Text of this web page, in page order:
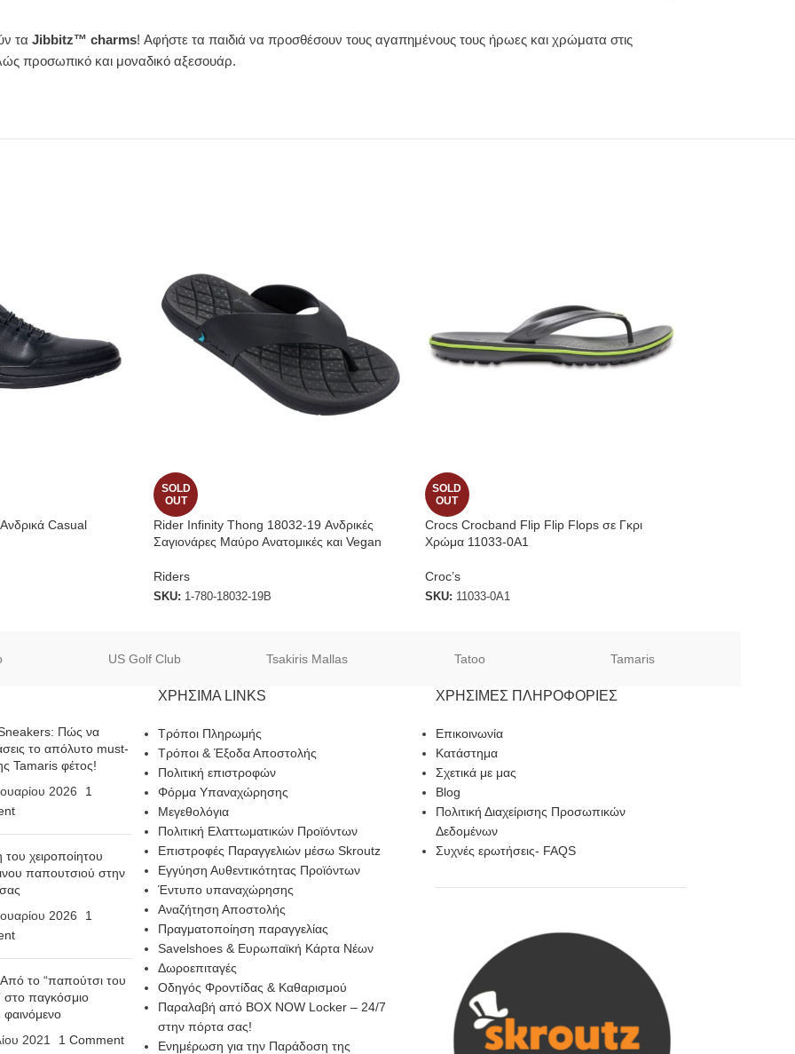
τα Jibbitz™ charms! Αφήστε τα παιδιά να προσθέσουν τους αγαπημένους τους ήρωες και χρώματα στις
προσωπικό και μοναδικό αξεσουάρ.
Casual
SOLD
OUT
Rider Infinity Thong 18032-19 Ανδρικές
Σαγιονάρες Μαύρο Ανατομικές και Vegan
Riders
SKU: 1-780-18032-19B
SOLD
OUT
Crocs Crocband Flip Flip Flops σε Γκρι
Χρώμα 11033-0A1
Croc’s
SKU: 11033-0A1
US Golf Club Tsakiris Mallas Tatoo Tamaris
Πώς να
το απόλυτο must-
Tamaris φέτος!
2026
1
του χειροποίητου
παπουτσιού στην
2026
1
το “παπούτσι του
στο παγκόσμιο
2021
1 Comment
ΧΡΗΣΙΜΑ LINKS
Τρόποι Πληρωμής
Τρόποι & Έξοδα Αποστολής
Πολιτική επιστροφών
Φόρμα Υπαναχώρησης
Μεγεθολόγια
Πολιτική Ελαττωματικών Προϊόντων
Επιστροφές Παραγγελιών μέσω Skroutz
Εγγύηση Αυθεντικότητας Προϊόντων
Έντυπο υπαναχώρησης
Αναζήτηση Αποστολής
Πραγματοποίηση παραγγελίας
Savelshoes & Ευρωπαϊκή Κάρτα Νέων
Δωροεπιταγές
Οδηγός Φροντίδας & Καθαρισμού
Παραλαβή από BOX NOW Locker – 24/7
στην πόρτα σας!
Ενημέρωση για την Παράδοση της
ΧΡΉΣΙΜΕΣ ΠΛΗΡΟΦΟΡΊΕΣ
Επικοινωνία
Κατάστημα
Σχετικά με μας
Blog
Πολιτική Διαχείρισης Προσωπικών
Δεδομένων
Συχνές ερωτήσεις- FAQS